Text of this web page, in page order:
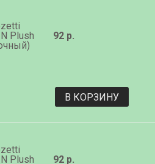
Plush
92 р.
В КОРЗИНУ
Plush
92 р.